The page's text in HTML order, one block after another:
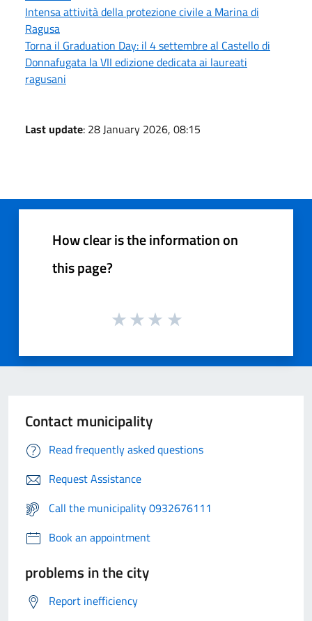
Intensa attività della protezione civile a Marina di
Ragusa
Torna il Graduation Day: il 4 settembre al Castello di
Donnafugata la VII edizione dedicata ai laureati
ragusani
Last update: 28 January 2026, 08:15
How clear is the information on
this page?
Contact municipality
Read frequently asked questions
Request Assistance
Call the municipality 0932676111
Book an appointment
problems in the city
Report inefficiency